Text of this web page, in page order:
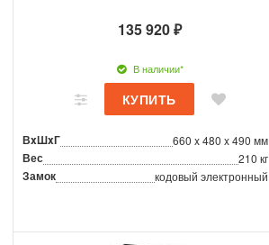
135 920 ₽
В наличии*
ВxШxГ 660 x 480 x 490 мм
Вес 210 кг
Замок кодовый электронный